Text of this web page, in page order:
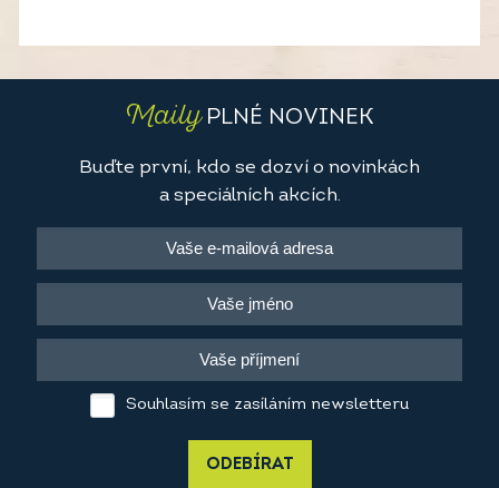
MailyPLNÉ NOVINEK
Buďte první, kdo se dozví o novinkách
a speciálních akcích.
Souhlasím se zasíláním newsletteru
ODEBÍRAT